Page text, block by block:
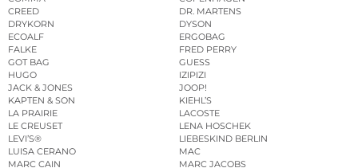
CREED
DR. MARTENS
DRYKORN
DYSON
ECOALF
ERGOBAG
FALKE
FRED PERRY
GOT BAG
GUESS
HUGO
IZIPIZI
JACK & JONES
JOOP!
KAPTEN & SON
KIEHL’S
LA PRAIRIE
LACOSTE
LE CREUSET
LENA HOSCHEK
LEVI’S®
LIEBESKIND BERLIN
LUISA CERANO
MAC
MARC CAIN
MARC JACOBS